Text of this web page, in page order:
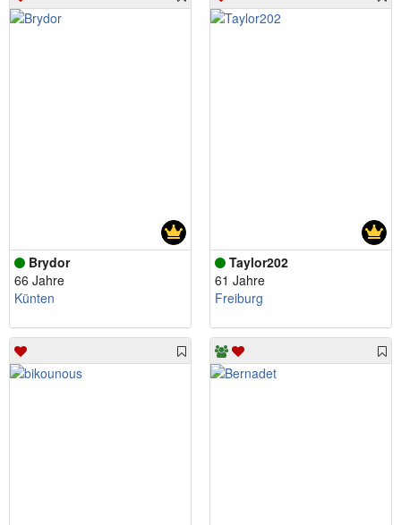
Brydor
66 Jahre
Künten
Taylor202
61 Jahre
Freiburg